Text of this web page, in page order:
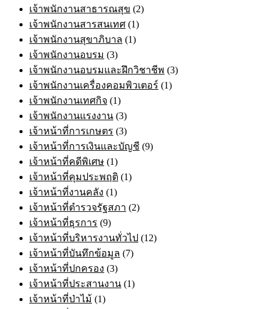
เจ้าพนักงานสาธารณสุข (2)
เจ้าพนักงานสารสนเทศ (1)
เจ้าพนักงานสุขาภิบาล (1)
เจ้าพนักงานอบรม (3)
เจ้าพนักงานอบรมและฝึกวิชาชีพ (3)
เจ้าพนักงานเครื่องคอมพิวเตอร์ (1)
เจ้าพนักงานเทศกิจ (1)
เจ้าพนักงานแรงงาน (3)
เจ้าหน้าที่การเกษตร (3)
เจ้าหน้าที่การเงินและบัญชี (9)
เจ้าหน้าที่คดีพิเศษ (1)
เจ้าหน้าที่คุมประพฤติ (1)
เจ้าหน้าที่งานคลัง (1)
เจ้าหน้าที่ตำรวจรัฐสภา (2)
เจ้าหน้าที่ธุรการ (9)
เจ้าหน้าที่บริหารงานทั่วไป (12)
เจ้าหน้าที่บันทึกข้อมูล (7)
เจ้าหน้าที่ปกครอง (3)
เจ้าหน้าที่ประสานงาน (1)
เจ้าหน้าที่ป่าไม้ (1)